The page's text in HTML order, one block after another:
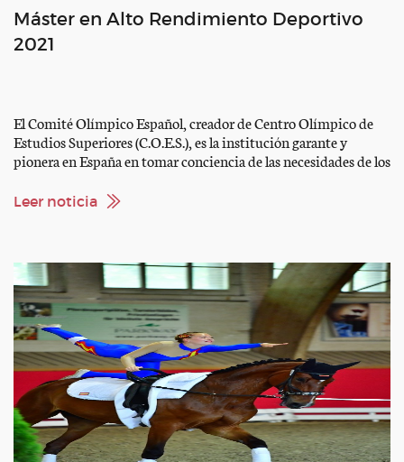
Máster en Alto Rendimiento Deportivo
2021
El Comité Olímpico Español, creador de Centro Olímpico de
Estudios Superiores (C.O.E.S.), es la institución garante y
pionera en España en tomar conciencia de las necesidades de los
medios para satisfacerlos. Iniciamos en 2021 el vigésimo
Leer noticia